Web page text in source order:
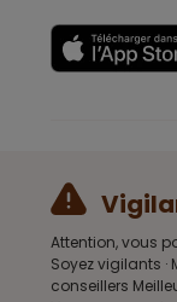
Attention, vous
Soyez vigilants
conseillers